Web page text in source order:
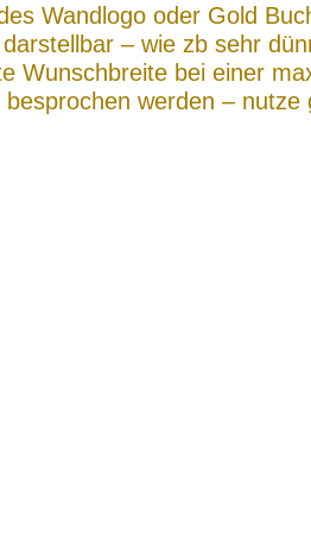
Wandlogo oder Gold
– wie zb sehr
Wunschbreite bei einer
werden –